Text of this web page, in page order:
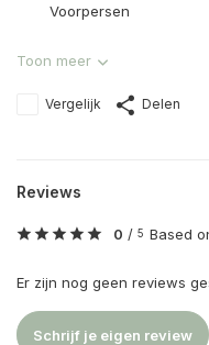
Voorpersen
Toon meer
Vergelijk Delen
Reviews
0 / 5 Based
Er zijn nog geen reviews
Schrijf je eigen review